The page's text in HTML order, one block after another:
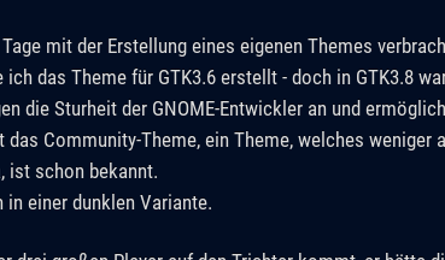
mit der Erstellung eines eigenen Themes
ich das Theme für GTK3.6 erstellt - doch in GTK3.8
die Sturheit der GNOME-Entwickler an und
das Community-Theme, ein Theme, welches
ist schon bekannt.
in einer dunklen Variante.